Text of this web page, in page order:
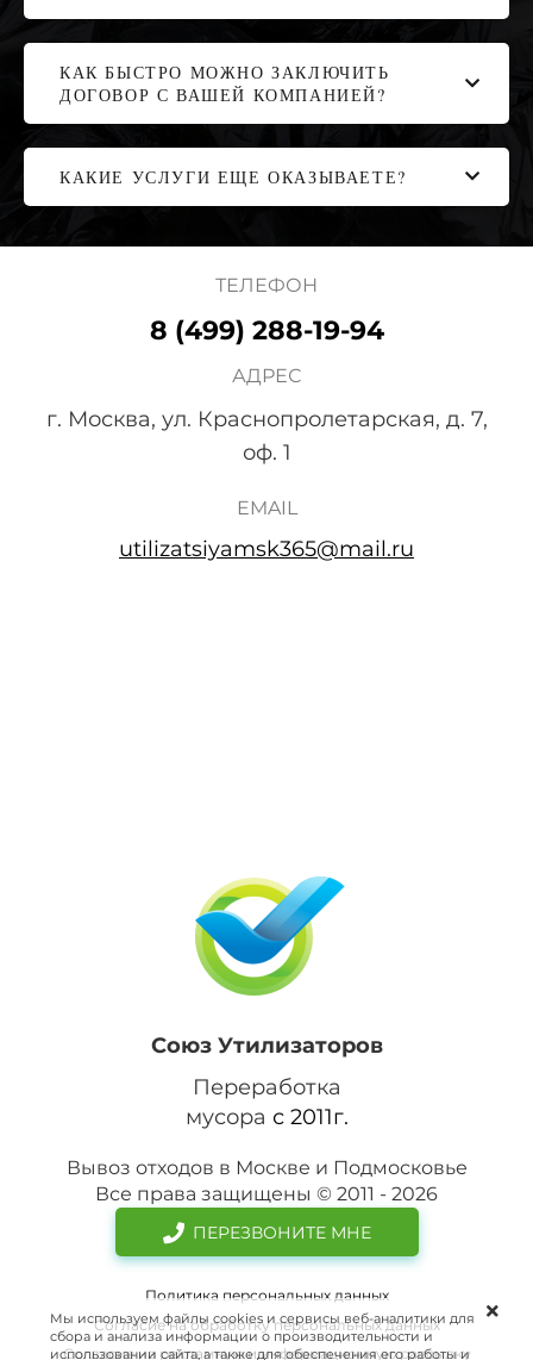
КАК БЫСТРО МОЖНО ЗАКЛЮЧИТЬ
ДОГОВОР С ВАШЕЙ КОМПАНИЕЙ?
КАКИЕ УСЛУГИ ЕЩЕ ОКАЗЫВАЕТЕ?
ТЕЛЕФОН
8 (499) 288-19-94
АДРЕС
г. Москва, ул. Краснопролетарская, д. 7,
оф. 1
EMAIL
utilizatsiyamsk365@mail.ru
Союз Утилизаторов
Переработка
мусора с 2011г.
Вывоз отходов в Москве и Подмосковье
Все права защищены © 2011 - 2026
ПЕРЕЗВОНИТЕ МНЕ
Политика персональных данных
Согласие на обработку персональных данных
Согласие на рекламную и информационную рассылку
Мы используем файлы cookies и сервисы веб-аналитики для
сбора и анализа информации о производительности и
использовании сайта, а также для обеспечения его работы и